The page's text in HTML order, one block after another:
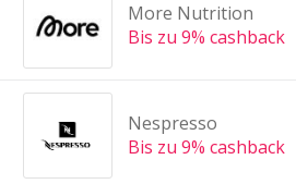
More Nutrition
Bis zu 9% cashback
Nespresso
Bis zu 9% cashback